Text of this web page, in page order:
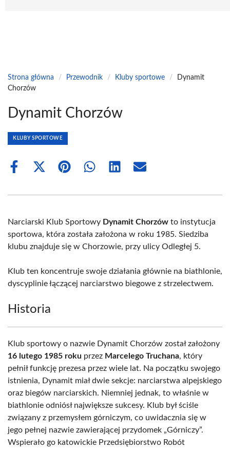
Strona główna / Przewodnik / Kluby sportowe /
Dynamit
Chorzów
Dynamit Chorzów
KLUBY SPORTOWE
Share
Share
(Twitter)
Share Share Share Share
Narciarski Klub Sportowy Dynamit Chorzów to instytucja
sportowa, która została założona w roku 1985. Siedziba
klubu znajduje się w Chorzowie, przy ulicy Odległej 5.
Klub ten koncentruje swoje działania głównie na biathlonie,
dyscyplinie łączącej narciarstwo biegowe z strzelectwem.
Historia
Klub sportowy o nazwie Dynamit Chorzów został założony
16 lutego 1985 roku przez Marcelego Truchana, który
pełnił funkcję prezesa przez wiele lat. Na początku swojego
istnienia, Dynamit miał dwie sekcje: narciarstwa alpejskiego
oraz biegów narciarskich. Niemniej jednak, to właśnie w
biathlonie odniósł największe sukcesy. Klub był ściśle
związany z przemysłem górniczym, co uwidacznia się w
jego pełnej nazwie zawierającej przydomek „Górniczy”.
Wspierało go katowickie Przedsiębiorstwo Robót